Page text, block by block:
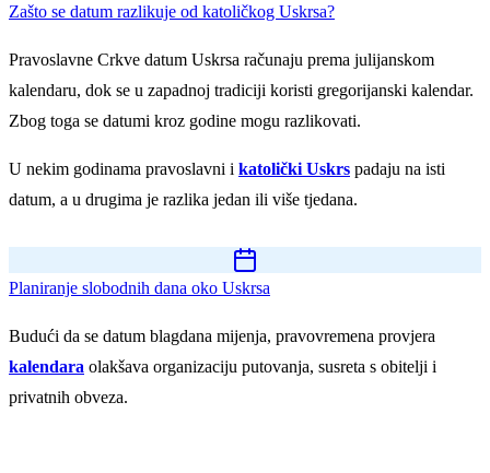
Zašto se datum razlikuje od katoličkog Uskrsa?
Pravoslavne Crkve datum Uskrsa računaju prema julijanskom
kalendaru, dok se u zapadnoj tradiciji koristi gregorijanski kalendar.
Zbog toga se datumi kroz godine mogu razlikovati.
U nekim godinama pravoslavni i katolički Uskrs padaju na isti
datum, a u drugima je razlika jedan ili više tjedana.
Planiranje slobodnih dana oko Uskrsa
Budući da se datum blagdana mijenja, pravovremena provjera
kalendara olakšava organizaciju putovanja, susreta s obitelji i
privatnih obveza.